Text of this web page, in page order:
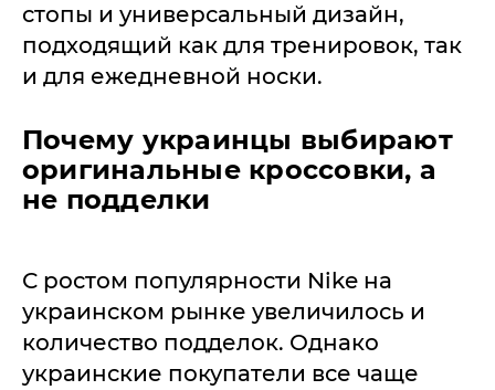
стопы и универсальный дизайн,
подходящий как для тренировок, так
и для ежедневной носки.
Почему украинцы выбирают
оригинальные кроссовки, а
не подделки
С ростом популярности Nike на
украинском рынке увеличилось и
количество подделок. Однако
украинские покупатели все чаще